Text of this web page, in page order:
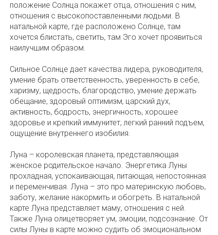
положение Солнца покажет отца, отношения с ним,
отношения с высокопоставленными людьми. В
натальной карте, где расположено Солнце, там
хочется блистать, светить, там Эго хочет проявиться
наилучшим образом.
Сильное Солнце дает качества лидера, руководителя,
умение брать ответственность, уверенность в себе,
харизму, щедрость, благородство, умение держать
обещание, здоровый оптимизм, царский дух,
активность, бодрость, энергичность, хорошее
здоровье и крепкий иммунитет, легкий ранний подъем,
ощущение внутреннего изобилия.
Луна – королевская планета, представляющая
женское родительское начало. Энергетика Луны
прохладная, успокаивающая, питающая, непостоянная
и переменчивая. Луна – это про материнскую любовь,
заботу, желание накормить и обогреть. В натальной
карте Луна представляет маму, отношения с ней.
Также Луна олицетворяет ум, эмоции, подсознание. От
силы Луны в карте можно судить об эмоциональном